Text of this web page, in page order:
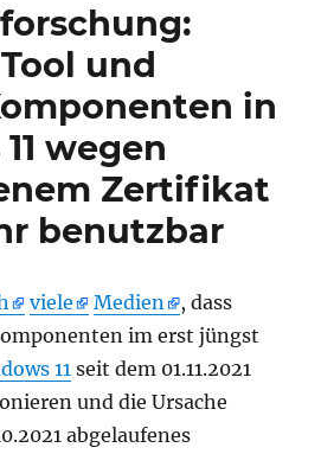
Distinguished
von
Zertifikatanforderungen
und
ausgestellten
Zertifikaten
und
in
wegen
Zertifikat
benutzbar
viele Medien
, dass
im erst jüngst
11 seit dem 01.11.2021
und die Ursache
abgelaufenes